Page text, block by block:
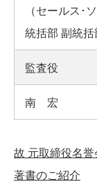
（セールス･
統括部 副統括
監査役
南 宏
故 元取締役名
著書のご紹介